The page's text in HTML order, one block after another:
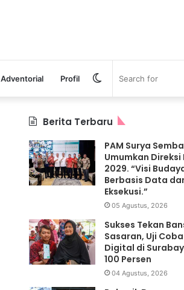
Adventorial Profil Switch
skin
Berita Terbaru
PAM Surya
Umumkan Direksi
2029. “Visi
Berbasis Data
Eksekusi.”
05 Agustus, 2026
Sukses Tekan
Sasaran, Uji
Digital di
100 Persen
04 Agustus, 2026